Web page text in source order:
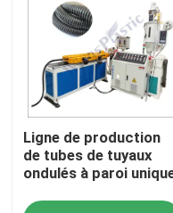
Machine
Chaîne de production
Machine
Ligne de production
de tubes de tuyaux
ondulés à paroi